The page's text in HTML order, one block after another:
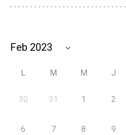
L M M J
30 31 1 2
6 7 8 9